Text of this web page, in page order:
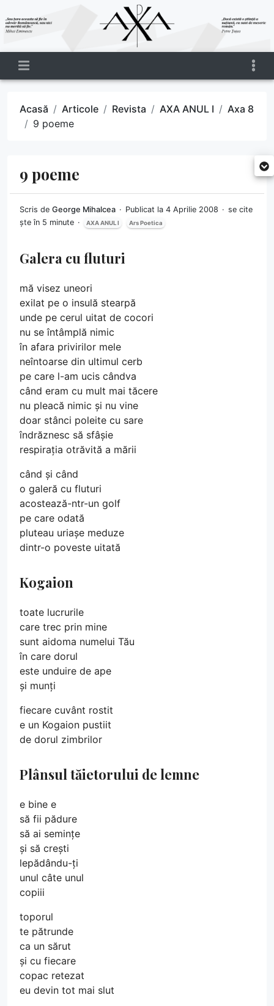
Acasă Articole Revista AXA ANUL I
Axa 8
9 poeme
9 poeme
Scris de George Mihalcea Publicat la 4 Aprilie 2008
se cite
ște în 5 minute
AXA ANUL I Ars Poetica
Galera cu fluturi
mă visez uneori
exilat pe o insulă stearpă
unde pe cerul uitat de cocori
nu se întâmplă nimic
în afara privirilor mele
neîntoarse din ultimul cerb
pe care l-am ucis cândva
când eram cu mult mai tăcere
nu pleacă nimic și nu vine
doar stânci poleite cu sare
îndrăznesc să sfâșie
respirația otrăvită a mării
când și când
o galeră cu fluturi
acostează-ntr-un golf
pe care odată
pluteau uriașe meduze
dintr-o poveste uitată
Kogaion
toate lucrurile
care trec prin mine
sunt aidoma numelui Tău
în care dorul
este unduire de ape
și munți
fiecare cuvânt rostit
e un Kogaion pustiit
de dorul zimbrilor
Plânsul tăietorului de lemne
e bine e
să fii pădure
să ai semințe
și să crești
lepădându-ți
unul câte unul
copiii
toporul
te pătrunde
ca un sărut
și cu fiecare
copac retezat
eu devin tot mai slut